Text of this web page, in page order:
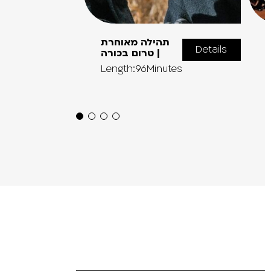
תהילה מאוחרת
| טרום בכורה
Length:96Minutes
Details